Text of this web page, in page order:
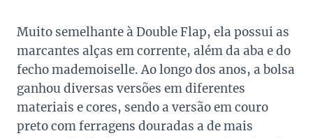
Muito semelhante à Double Flap, ela possui as
marcantes alças em corrente, além da aba e do
fecho mademoiselle. Ao longo dos anos, a bolsa
ganhou diversas versões em diferentes
materiais e cores, sendo a versão em couro
preto com ferragens douradas a de mais